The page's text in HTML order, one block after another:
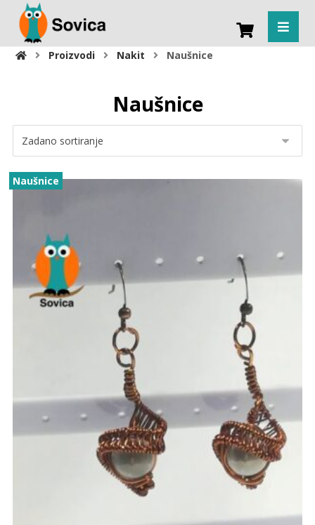
Proizvodi Nakit Naušnice
Naušnice
Naušnice